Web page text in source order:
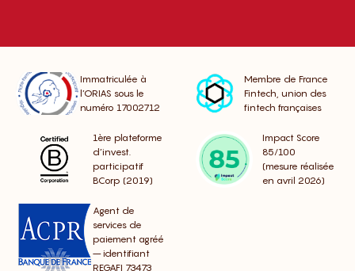
Immatriculée à
l’ORIAS sous le
numéro 17002712
Membre de France
Fintech, union des
fintech françaises
1ère plateforme
d’invest.
participatif
BCorp (2019)
Impact Score
85/100
(mesure réalisée
en avril 2026)
Agent de
services de
paiement agréé
– identifiant
REGAFI 73473